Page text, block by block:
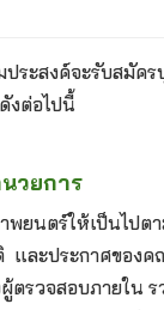
ะสงค์จะรับสมัคร
งต่อไปนี้
วยการ
พยนตร์ให้เป็นไป
ละประกาศของ
รวจสอบภายใน